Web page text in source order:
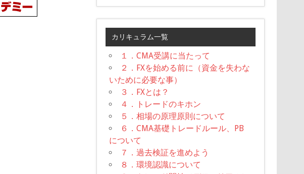
カリキュラム一覧
１．CMA受講に当たって
２．FXを始める前に（資金を失わな
いために必要な事）
３．FXとは？
４．トレードのキホン
５．相場の原理原則について
６．CMA基礎トレードルール、PB
について
７．過去検証を進めよう
８．環境認識について